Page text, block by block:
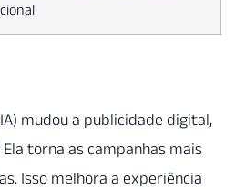
mudou a publicidade digital,
Ela torna as campanhas mais
Isso melhora a experiência